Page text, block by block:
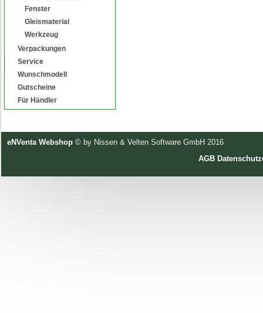
Fenster
Gleismaterial
Werkzeug
Verpackungen
Service
Wunschmodell
Gutscheine
Für Händler
eNVenta Webshop © by Nissen & Velten Software GmbH 2016
AGB